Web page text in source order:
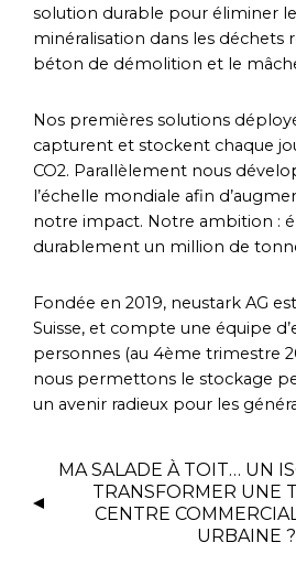
solution durable pour éliminer le
minéralisation dans les déchets
béton de démolition et le
Nos premières solutions
capturent et stockent chaque
CO2. Parallèlement nous
l’échelle mondiale afin
notre impact. Notre ambition :
durablement un million de
Fondée en 2019, neustark AG
Suisse, et compte une équipe
personnes (au 4ème trimestre
nous permettons le stockage
un avenir radieux pour les
MA SALADE À TOIT… UN
TRANSFORMER UNE
CENTRE
URBAINE ?